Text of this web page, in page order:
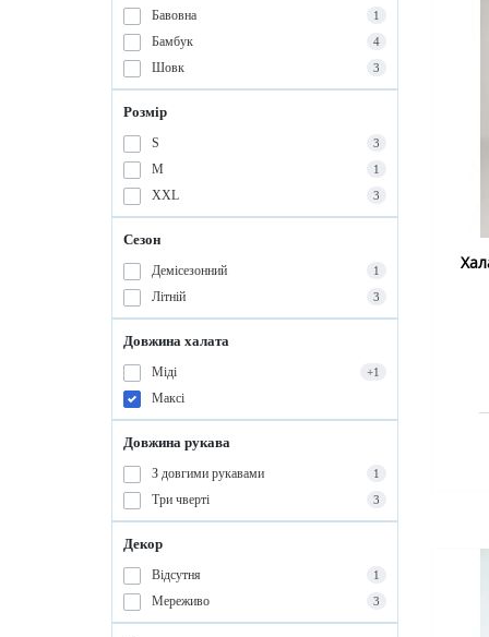
Бавовна 1
Бамбук 4
Шовк 3
Розмір
S 3
M 1
XXL 3
Сезон
Демісезонний 1
Літній 3
Довжина халата
Міді +1
Максі
Довжина рукава
З довгими рукавами 1
Три чверті 3
Декор
Відсутня 1
Мереживо 3